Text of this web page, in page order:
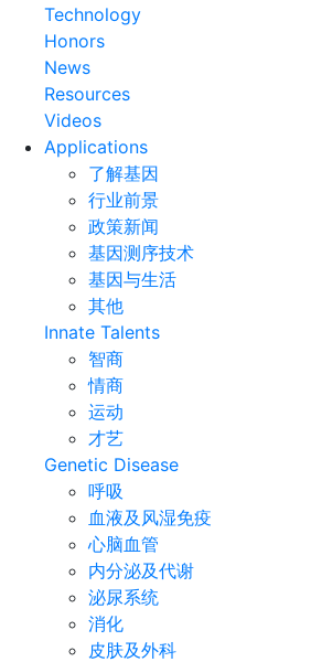
Technology
Honors
News
Resources
Videos
Applications
了解基因
行业前景
政策新闻
基因测序技术
基因与生活
其他
Innate Talents
智商
情商
运动
才艺
Genetic Disease
呼吸
血液及风湿免疫
心脑血管
内分泌及代谢
泌尿系统
消化
皮肤及外科